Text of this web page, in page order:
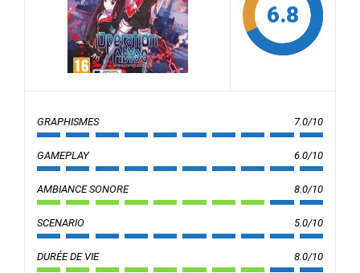
6.8
GRAPHISMES 7.0/10
GAMEPLAY 6.0/10
AMBIANCE SONORE 8.0/10
SCENARIO 5.0/10
DURÉE DE VIE 8.0/10